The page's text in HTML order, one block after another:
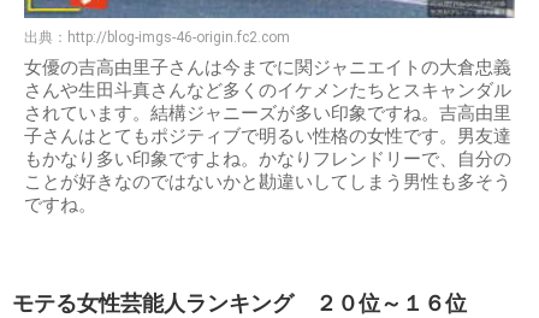
出典： http://blog-imgs-46-origin.fc2.com
女優の吉高由里子さんは今までに関ジャニエイトの大倉忠義
さんや生田斗真さんなど多くのイケメンたちとスキャンダル
されています。結構ジャニーズが多い印象ですね。吉高由里
子さんはとてもポジティブで明るい性格の女性です。男友達
もかなり多い印象ですよね。かなりフレンドリーで、自分の
ことが好きなのではないかと勘違いしてしまう男性も多そう
ですね。
モテる女性芸能人ランキング ２０位～１６位